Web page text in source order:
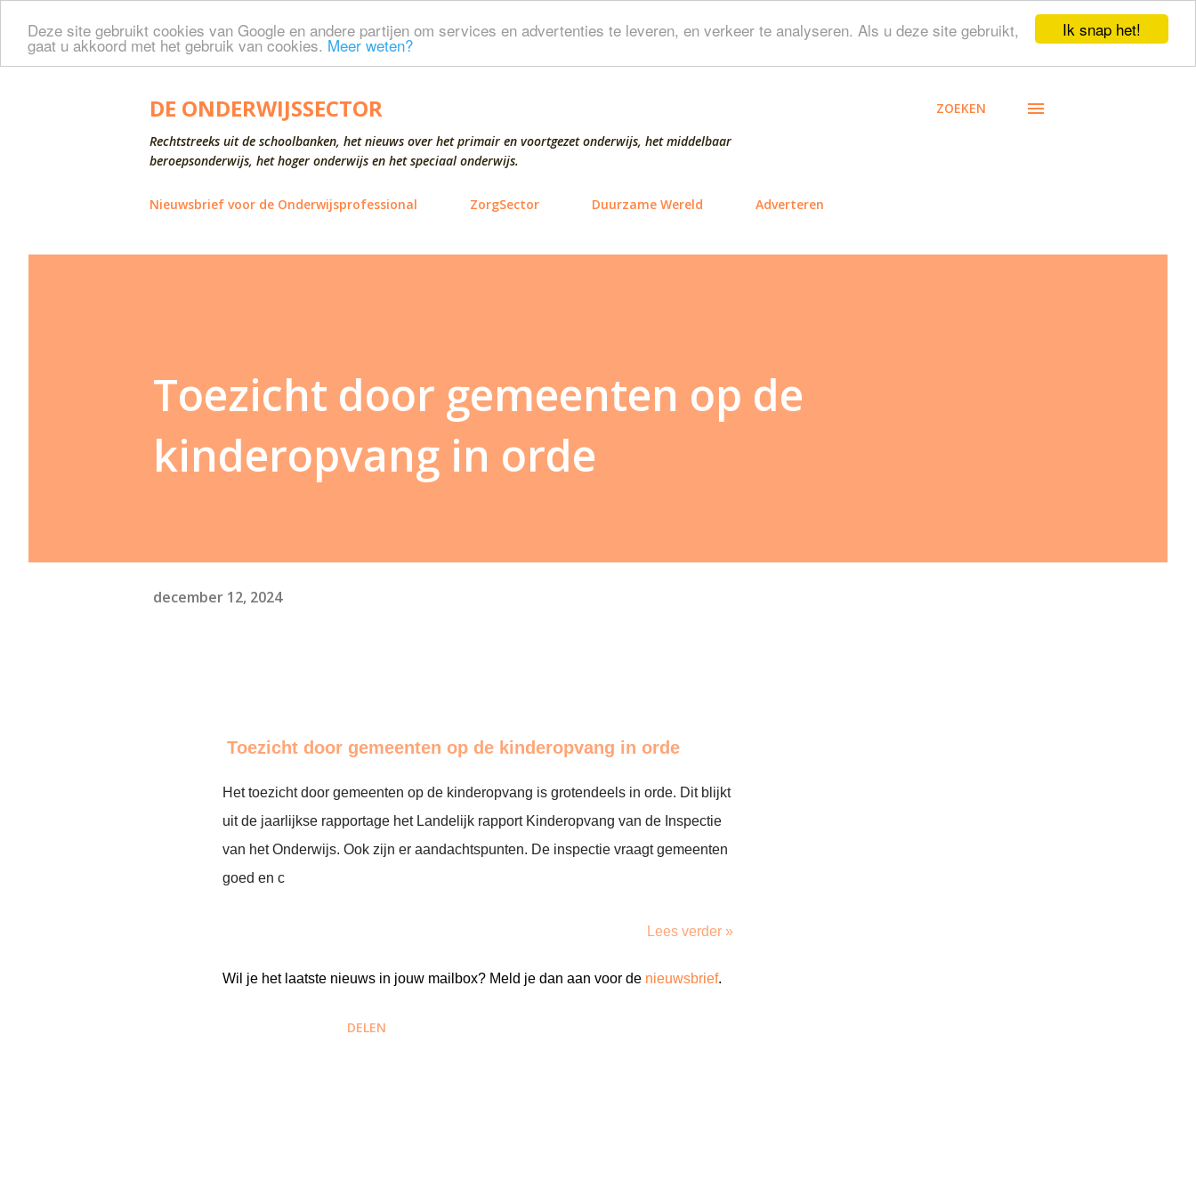
Ik snap het!
Deze site gebruikt cookies van Google en andere partijen om services en advertenties te leveren, en verkeer te analyseren. Als u deze site gebruikt,
gaat u akkoord met het gebruik van cookies. Meer weten?
Doorgaan naar hoofdcontent
DE ONDERWIJSSECTOR
Rechtstreeks uit de schoolbanken, het nieuws over het primair en voortgezet onderwijs, het middelbaar
beroepsonderwijs, het hoger onderwijs en het speciaal onderwijs.
ZOEKEN
Nieuwsbrief voor de Onderwijsprofessional ZorgSector Duurzame Wereld Adverteren
Toezicht door gemeenten op de
kinderopvang in orde
december 12, 2024
Toezicht door gemeenten op de kinderopvang in orde
Het toezicht door gemeenten op de kinderopvang is grotendeels in orde. Dit blijkt
uit de jaarlijkse rapportage het Landelijk rapport Kinderopvang van de Inspectie
van het Onderwijs. Ook zijn er aandachtspunten. De inspectie vraagt gemeenten
goed en c
Lees verder »
Wil je het laatste nieuws in jouw mailbox? Meld je dan aan voor de nieuwsbrief.
DELEN